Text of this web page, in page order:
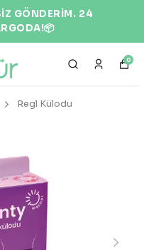
ÜRÜNLER 🌍
0
Regl Külodu